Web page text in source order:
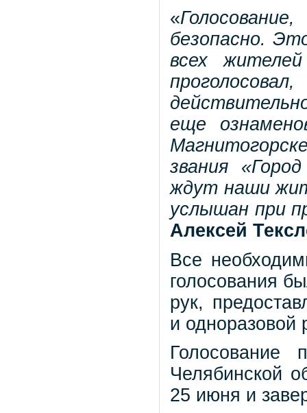
«
безопасно.
всех
еще
звания
ждут наши
услышан при
Алексей
Все
голосования
рук,
и одноразовой
Челябинской
25 июня и